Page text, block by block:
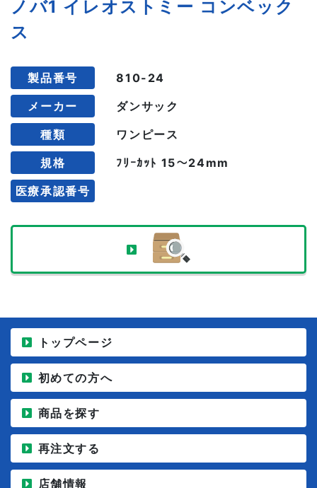
ノバ1 イレオストミー コンベック
ス
製品番号
810-24
メーカー
ダンサック
種類
ワンピース
規格
ﾌﾘｰｶｯﾄ 15～24mm
医療承認番号
トップページ
初めての方へ
商品を探す
再注文する
店舗情報